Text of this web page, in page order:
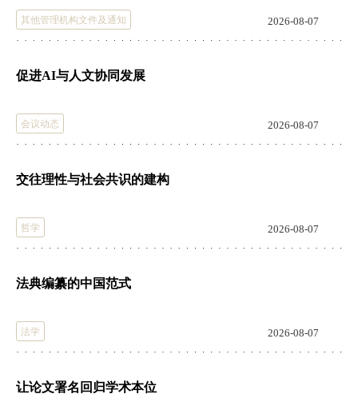
其他管理机构文件及通知 2026-08-07
促进AI与人文协同发展
会议动态 2026-08-07
交往理性与社会共识的建构
哲学 2026-08-07
法典编纂的中国范式
法学 2026-08-07
让论文署名回归学术本位